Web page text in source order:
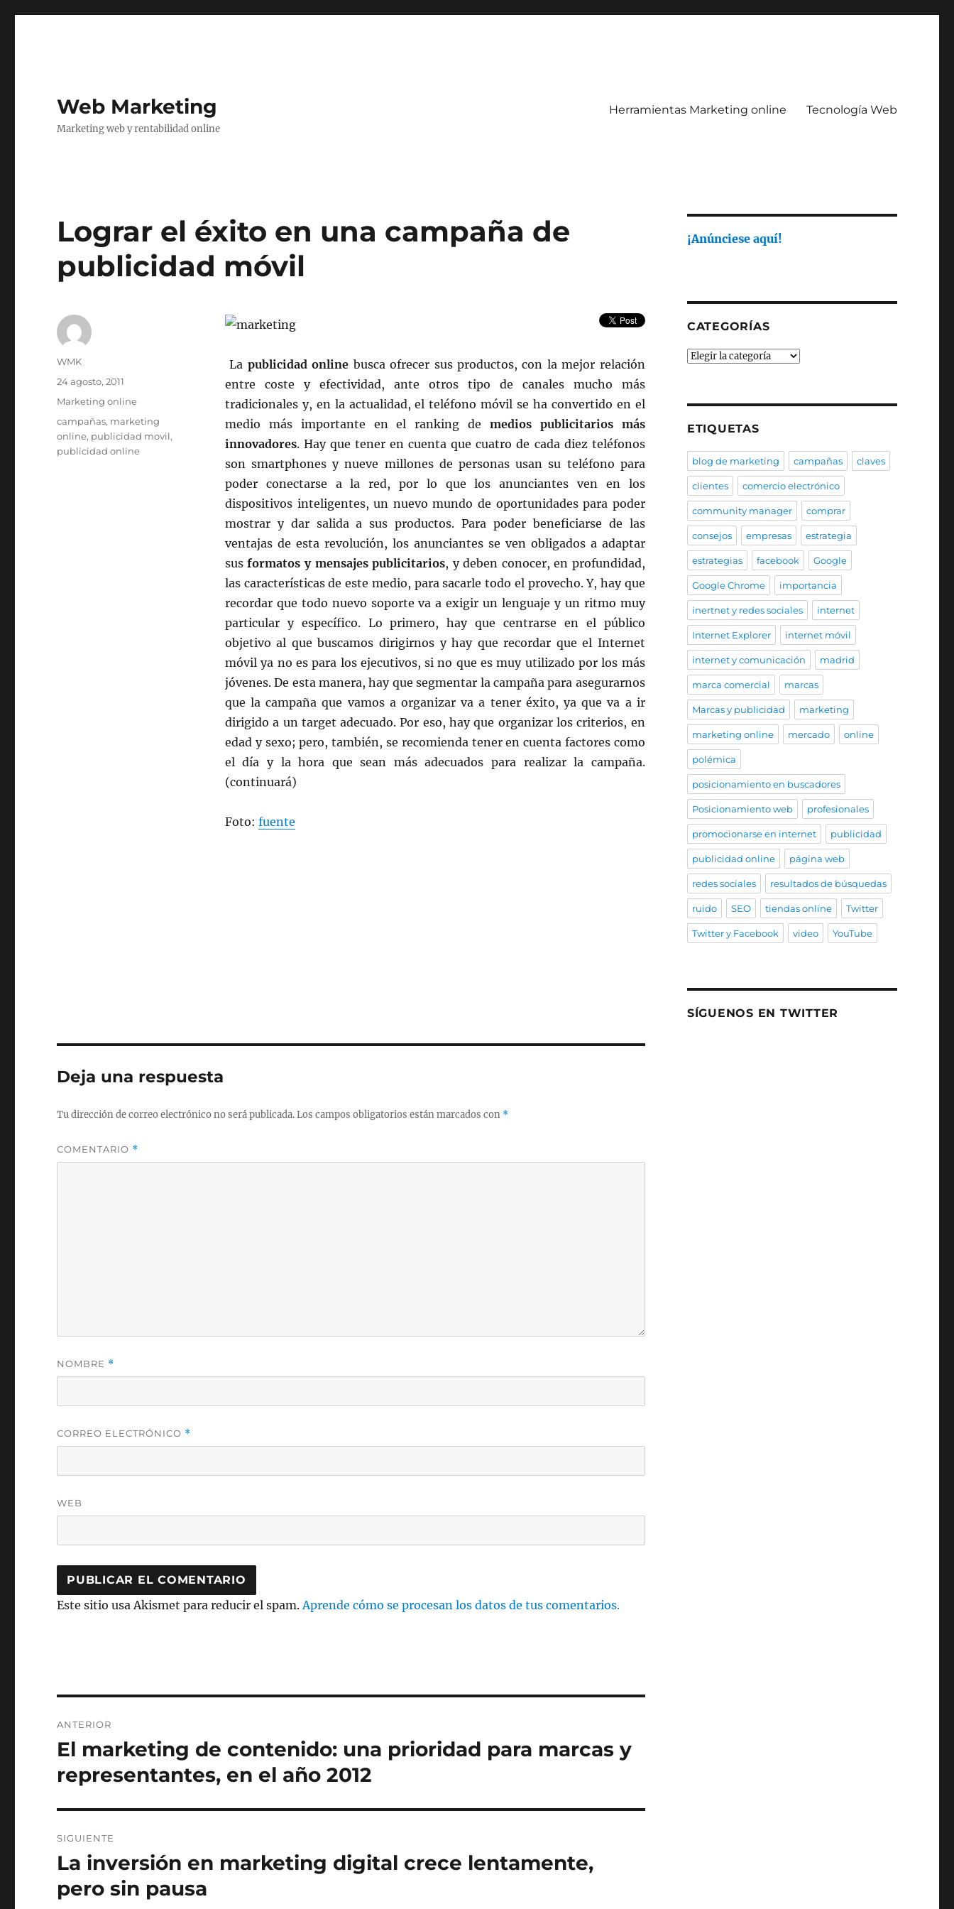
Web Marketing
Marketing web y rentabilidad online
Herramientas Marketing online Tecnología Web
Lograr el éxito en una campaña de
publicidad móvil
La publicidad online busca ofrecer sus productos, con la mejor relación
entre coste y efectividad, ante otros tipo de canales mucho más
tradicionales y, en la actualidad, el teléfono móvil se ha convertido en el
medio más importante en el ranking de medios publicitarios más
innovadores. Hay que tener en cuenta que cuatro de cada diez teléfonos
son smartphones y nueve millones de personas usan su teléfono para
poder conectarse a la red, por lo que los anunciantes ven en los
dispositivos inteligentes, un nuevo mundo de oportunidades para poder
mostrar y dar salida a sus productos. Para poder beneficiarse de las
ventajas de esta revolución, los anunciantes se ven obligados a adaptar
susformatos y mensajes publicitarios, y deben conocer, en profundidad,
las características de este medio, para sacarle todo el provecho. Y, hay que
recordar que todo nuevo soporte va a exigir un lenguaje y un ritmo muy
particular y específico. Lo primero, hay que centrarse en el público
objetivo al que buscamos dirigirnos y hay que recordar que el Internet
móvil ya no es para los ejecutivos, si no que es muy utilizado por los más
jóvenes. De esta manera, hay que segmentar la campaña para asegurarnos
que la campaña que vamos a organizar va a tener éxito, ya que va a ir
dirigido a un target adecuado. Por eso, hay que organizar los criterios, en
edad y sexo; pero, también, se recomienda tener en cuenta factores como
el día y la hora que sean más adecuados para realizar la campaña.
(continuará)
Foto: fuente
Autor
WMK
Publicado
24 agosto, 2011
Categorías
Marketing online
Etiquetas
campañas, marketing
online, publicidad movil,
publicidad online
Deja una respuesta
Tu dirección de correo electrónico no será publicada.Los campos obligatorios están marcados con *
COMENTARIO *
NOMBRE *
CORREO ELECTRÓNICO *
WEB
Este sitio usa Akismet para reducir el spam. Aprende cómo se procesan los datos de tus comentarios.
de
entradas
ANTERIOR
Entrada
El marketing de contenido: una prioridad para marcas y
representantes, en el año 2012
SIGUIENTE
Entrada
La inversión en marketing digital crece lentamente,
pero sin pausa
¡Anúnciese aquí!
CATEGORÍAS
Categorías
ETIQUETAS
blog de marketing campañas claves
clientes comercio electrónico
community manager comprar
consejos empresas estrategia
estrategias facebook Google
Google Chrome importancia
inertnet y redes sociales internet
Internet Explorer internet móvil
internet y comunicación madrid
marca comercial marcas
Marcas y publicidad marketing
marketing online mercado online
polémica
posicionamiento en buscadores
Posicionamiento web profesionales
promocionarse en internet publicidad
publicidad online página web
redes sociales resultados de búsquedas
ruido SEO tiendas online Twitter
Twitter y Facebook video YouTube
SÍGUENOS EN TWITTER